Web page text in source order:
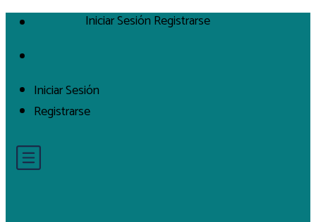
Iniciar Sesión
Registrarse
Iniciar Sesión Registrarse